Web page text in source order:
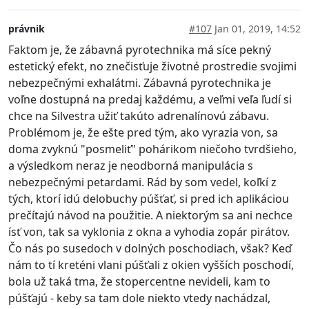
právnik #107 Jan 01, 2019, 14:52
Faktom je, že zábavná pyrotechnika má síce pekný
estetický efekt, no znečisťuje životné prostredie svojimi
nebezpečnými exhalátmi. Zábavná pyrotechnika je
voľne dostupná na predaj každému, a veľmi veľa ľudí si
chce na Silvestra užiť takúto adrenalínovú zábavu.
Problémom je, že ešte pred tým, ako vyrazia von, sa
doma zvyknú "posmeliť" pohárikom niečoho tvrdšieho,
a výsledkom neraz je neodborná manipulácia s
nebezpečnými petardami. Rád by som vedel, koľkí z
tých, ktorí idú delobuchy púšťať, si pred ich aplikáciou
prečítajú návod na použitie. A niektorým sa ani nechce
ísť von, tak sa vyklonia z okna a vyhodia zopár pirátov.
Čo nás po susedoch v dolných poschodiach, však? Keď
nám to tí kreténi vlani púšťali z okien vyšších poschodí,
bola už taká tma, že stopercentne nevideli, kam to
púšťajú - keby sa tam dole niekto vtedy nachádzal,